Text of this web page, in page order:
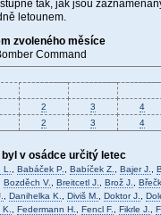
tak, jak jsou
letounem.
zvoleného měsíce
Command
2 3
4
2 3 4
v osádce určitý letec
Babáček P. Babíček Z. Bajer J.
Bozděch V. Breitcetl J. Brož J.
Danihelka K. Diviš M. Doktor J.
Federmann H. Fencl F. Fikrle J.